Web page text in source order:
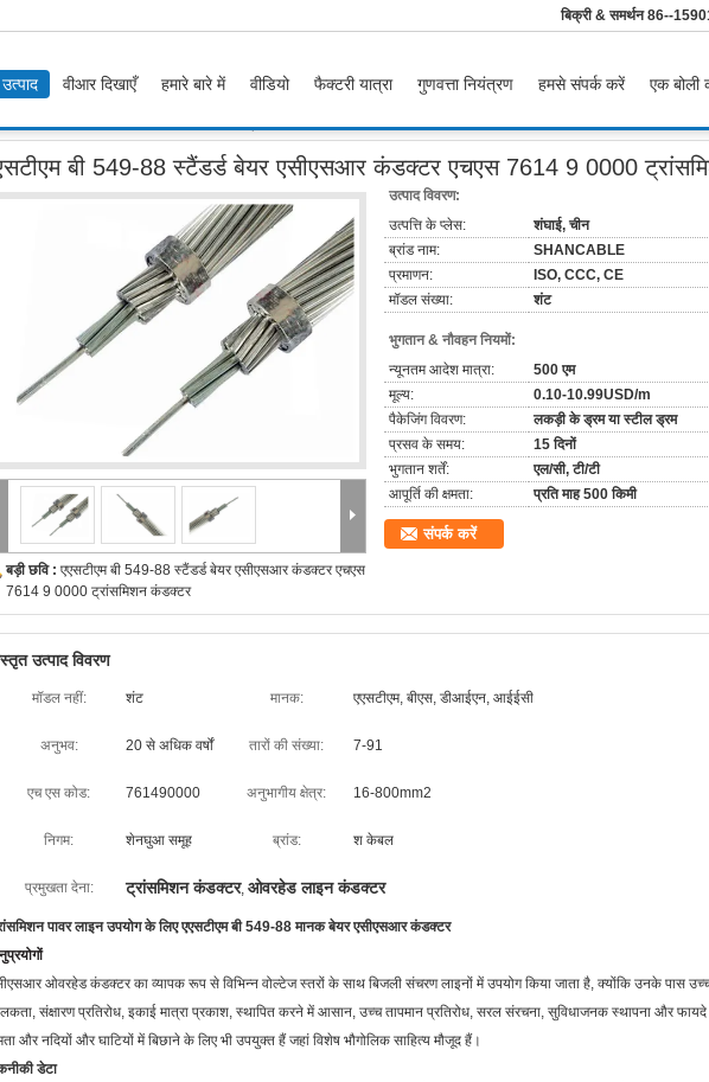
बिक्री & समर्थन86--
उत्पाद वीआर दिखाएँ हमारे बारे में वीडियो फैक्टरी यात्रा गुणवत्ता नियंत्रण हमसे संपर्क करें एक बोली
बेयर एसीएसआर कंडक्टर एचएस 7614 9 0000 ट्रांसमिशन कंडक्टर
बी 549-88 स्टैंडर्ड बेयर एसीएसआर कंडक्टर एचएस 7614 9 0000
बड़ी छवि : एएसटीएम बी 549-88 स्टैंडर्ड बेयर एसीएसआर कंडक्टर एचएस
7614 9 0000 ट्रांसमिशन कंडक्टर
उत्पाद विवरण:
उत्पत्ति के प्लेस:
शंघाई, चीन
ब्रांड नाम:
SHANCABLE
प्रमाणन:
ISO, CCC, CE
मॉडल संख्या:
शंट
भुगतान & नौवहन नियमों:
न्यूनतम आदेश मात्रा:
500 एम
मूल्य:
0.10-10.99USD/m
पैकेजिंग विवरण:
लकड़ी के ड्रम या स्टील ड्रम
प्रसव के समय:
15 दिनों
भुगतान शर्तें:
एल/सी, टी/टी
आपूर्ति की क्षमता:
प्रति माह 500 किमी
संपर्क करें
उत्पाद विवरण
मॉडल नहीं: शंट मानक: एएसटीएम, बीएस, डीआईएन, आईईसी
अनुभव: 20 से अधिक वर्षों तारों की संख्या: 7-91
एच एस कोड: 761490000 अनुभागीय क्षेत्र: 16-800mm2
निगम: शेनघुआ समूह ब्रांड: श केबल
प्रमुखता देना: ट्रांसमिशन कंडक्टर, ओवरहेड लाइन कंडक्टर
पावर लाइन उपयोग के लिए एएसटीएम बी 549-88 मानक बेयर एसीएसआर कंडक्टर
ओवरहेड कंडक्टर का व्यापक रूप से विभिन्न वोल्टेज स्तरों के साथ बिजली संचरण लाइनों में उपयोग किया जाता है, क्योंकि उनके पास
संक्षारण प्रतिरोध, इकाई मात्रा प्रकाश, स्थापित करने में आसान, उच्च तापमान प्रतिरोध, सरल संरचना, सुविधाजनक स्थापना और
और नदियों और घाटियों में बिछाने के लिए भी उपयुक्त हैं जहां विशेष भौगोलिक साहित्य मौजूद हैं।
डेटा